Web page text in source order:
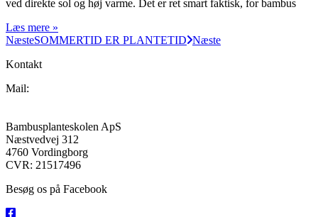
ved direkte sol og høj varme. Det er ret smart faktisk, for bambus
Læs mere »
NæsteSOMMERTID ER PLANTETID Næste
Kontakt
Mail:
Bambusplanteskolen ApS
Næstvedvej 312
4760 Vordingborg
CVR: 21517496
Besøg os på Facebook